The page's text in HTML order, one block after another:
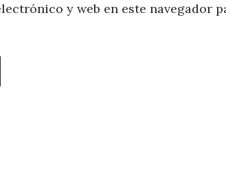
y web en este navegador